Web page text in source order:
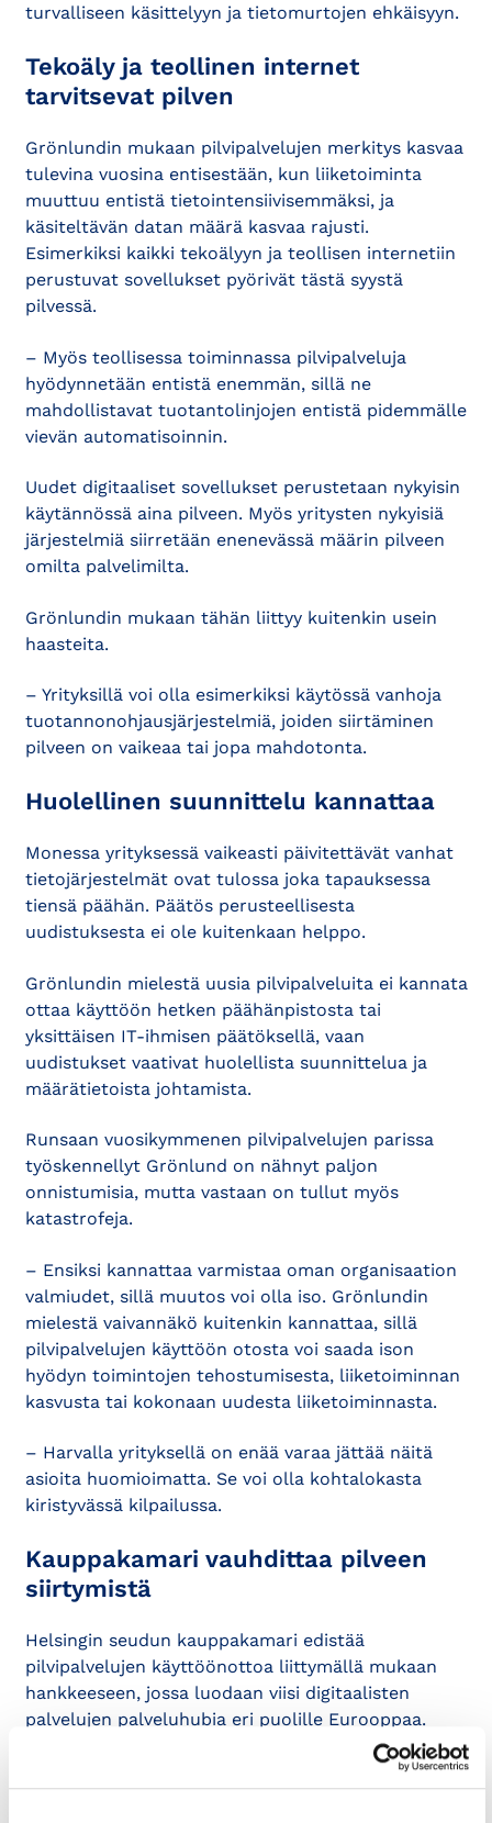
turvalliseen käsittelyyn ja tietomurtojen ehkäisyyn.
Tekoäly ja teollinen internet
tarvitsevat pilven
Grönlundin mukaan pilvipalvelujen merkitys kasvaa
tulevina vuosina entisestään, kun liiketoiminta
muuttuu entistä tietointensiivisemmäksi, ja
käsiteltävän datan määrä kasvaa rajusti.
Esimerkiksi kaikki tekoälyyn ja teollisen internetiin
perustuvat sovellukset pyörivät tästä syystä
pilvessä.
– Myös teollisessa toiminnassa pilvipalveluja
hyödynnetään entistä enemmän, sillä ne
mahdollistavat tuotantolinjojen entistä pidemmälle
vievän automatisoinnin.
Uudet digitaaliset sovellukset perustetaan nykyisin
käytännössä aina pilveen. Myös yritysten nykyisiä
järjestelmiä siirretään enenevässä määrin pilveen
omilta palvelimilta.
Grönlundin mukaan tähän liittyy kuitenkin usein
haasteita.
– Yrityksillä voi olla esimerkiksi käytössä vanhoja
tuotannonohjausjärjestelmiä, joiden siirtäminen
pilveen on vaikeaa tai jopa mahdotonta.
Huolellinen suunnittelu kannattaa
Monessa yrityksessä vaikeasti päivitettävät vanhat
tietojärjestelmät ovat tulossa joka tapauksessa
tiensä päähän. Päätös perusteellisesta
uudistuksesta ei ole kuitenkaan helppo.
Grönlundin mielestä uusia pilvipalveluita ei kannata
ottaa käyttöön hetken päähänpistosta tai
yksittäisen IT-ihmisen päätöksellä, vaan
uudistukset vaativat huolellista suunnittelua ja
määrätietoista johtamista.
Runsaan vuosikymmenen pilvipalvelujen parissa
työskennellyt Grönlund on nähnyt paljon
onnistumisia, mutta vastaan on tullut myös
katastrofeja.
– Ensiksi kannattaa varmistaa oman organisaation
valmiudet, sillä muutos voi olla iso. Grönlundin
mielestä vaivannäkö kuitenkin kannattaa, sillä
pilvipalvelujen käyttöön otosta voi saada ison
hyödyn toimintojen tehostumisesta, liiketoiminnan
kasvusta tai kokonaan uudesta liiketoiminnasta.
– Harvalla yrityksellä on enää varaa jättää näitä
asioita huomioimatta. Se voi olla kohtalokasta
kiristyvässä kilpailussa.
Kauppakamari vauhdittaa pilveen
siirtymistä
Helsingin seudun kauppakamari edistää
pilvipalvelujen käyttöönottoa liittymällä mukaan
hankkeeseen, jossa luodaan viisi digitaalisten
palvelujen palveluhubia eri puolille Eurooppaa.
Digital Innovation Hub for Cloud Based Services
(DIHUB) on Euroopan komission osarahoittama